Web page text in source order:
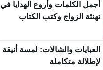
أجمل الكلمات وأروع الهدايا في
تهنئة الزواج وكتب الكتاب
العبايات والشالات: لمسة أنيقة
لإطلالة متكاملة